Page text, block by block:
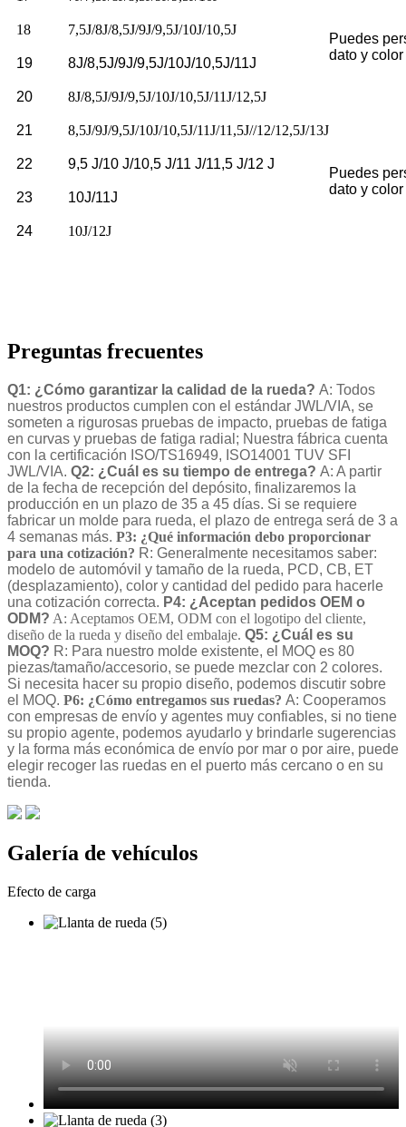
Puedes
dato y
18 7,5J/8J/8,5J/9J/9,5J/10J/10,5J
19 8J/8,5J/9J/9,5J/10J/10,5J/11J
20 8J/8,5J/9J/9,5J/10J/10,5J/11J/12,5J
21 8,5J/9J/9,5J/10J/10,5J/11J/11,5J//12/12,5J/13J
Puedes
dato y
22 9,5 J/10 J/10,5 J/11 J/11,5 J/12 J
23 10J/11J
24 10J/12J
Preguntas frecuentes
Q1: ¿Cómo garantizar la calidad de la rueda? A: Todos
nuestros productos cumplen con el estándar JWL/VIA, se
someten a rigurosas pruebas de impacto, pruebas de fatiga
en curvas y pruebas de fatiga radial; Nuestra fábrica cuenta
con la certificación ISO/TS16949, ISO14001 TUV SFI
JWL/VIA. Q2: ¿Cuál es su tiempo de entrega? A: A partir
de la fecha de recepción del depósito, finalizaremos la
producción en un plazo de 35 a 45 días. Si se requiere
fabricar un molde para rueda, el plazo de entrega será de 3 a
4 semanas más. P3: ¿Qué información debo proporcionar
para una cotización? R: Generalmente necesitamos saber:
modelo de automóvil y tamaño de la rueda, PCD, CB, ET
(desplazamiento), color y cantidad del pedido para hacerle
una cotización correcta. P4: ¿Aceptan pedidos OEM o
ODM? A: Aceptamos OEM, ODM con el logotipo del cliente,
diseño de la rueda y diseño del embalaje. Q5: ¿Cuál es su
MOQ? R: Para nuestro molde existente, el MOQ es 80
piezas/tamaño/accesorio, se puede mezclar con 2 colores.
Si necesita hacer su propio diseño, podemos discutir sobre
el MOQ. P6: ¿Cómo entregamos sus ruedas? A: Cooperamos
con empresas de envío y agentes muy confiables, si no tiene
su propio agente, podemos ayudarlo y brindarle sugerencias
y la forma más económica de envío por mar o por aire, puede
elegir recoger las ruedas en el puerto más cercano o en su
tienda.
Galería de vehículos
Efecto de carga